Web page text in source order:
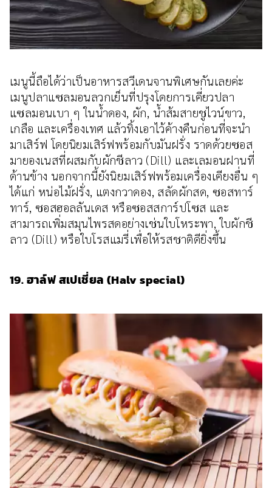
เมนูนี้ถือได้ว่าเป็นอาหารสวีเดนจานพิเศษกันเลยค่ะ
เมนูปลาแซลมอนลวกเย็นที่ปรุงโดยการเคี่ยวปลา
แซลมอนเบา ๆ ในน้ำดอง, ผัก, น้ำส้มสายชูไวน์ขาว,
เกลือ และเครื่องเทศ แล้วทิ้งเอาไว้ค้างคืนก่อนที่จะนำ
มาเสิร์ฟ โดยนิยมเสิร์ฟพร้อมกับมันฝรั่ง ราดด้วยซอส
มายองเนสที่ผสมกับผักชีลาว (Dill) และเลมอนฝานที่
ด้านข้าง นอกจากนี้ยังนิยมเสิร์ฟพร้อมเครื่องเคียงอื่น ๆ
ได้แก่ หน่อไม้ฝรั่ง, แตงกวาดอง, สลัดผักสด, ซอสทาร์
ทาร์, ซอสฮอลลันเดส หรือซอสสการ์ปโซส และ
สามารถเพิ่มสมุนไพรสดอย่างเช่นใบโหระพา, ใบผักชี
ลาว (Dill) หรือใบโรสแมรี่เพื่อให้รสชาติดียิ่งขึ้น
19. ฮาล์ฟ สเปเชี่ยล (Halv special)